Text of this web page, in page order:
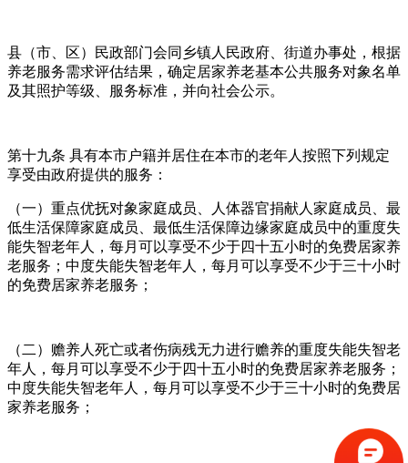
县（市、区）民政部门会同乡镇人民政府、街道办事处，根据
养老服务需求评估结果，确定居家养老基本公共服务对象名单
及其照护等级、服务标准，并向社会公示。
第十九条 具有本市户籍并居住在本市的老年人按照下列规定
享受由政府提供的服务：
（一）重点优抚对象家庭成员、人体器官捐献人家庭成员、最
低生活保障家庭成员、最低生活保障边缘家庭成员中的重度失
能失智老年人，每月可以享受不少于四十五小时的免费居家养
老服务；中度失能失智老年人，每月可以享受不少于三十小时
的免费居家养老服务；
（二）赡养人死亡或者伤病残无力进行赡养的重度失能失智老
年人，每月可以享受不少于四十五小时的免费居家养老服务；
中度失能失智老年人，每月可以享受不少于三十小时的免费居
家养老服务；